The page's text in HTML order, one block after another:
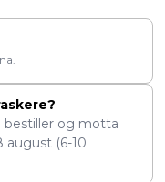
bestiller og motta
august (6-10